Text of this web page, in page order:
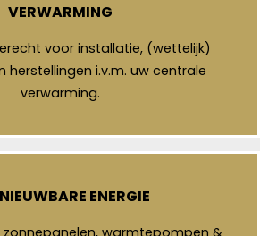
VERWARMING
voor installatie, (wettelijk)
herstellingen i.v.m. uw centrale
verwarming.
ENERGIE
zonnepanelen, warmtepompen &